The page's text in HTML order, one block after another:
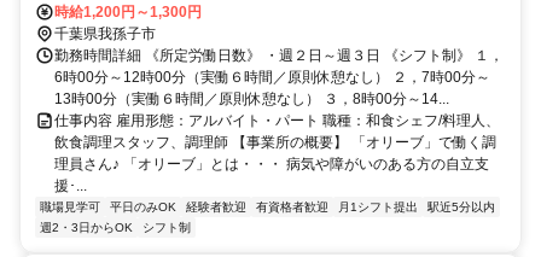
時給1,200円～1,300円
千葉県我孫子市
勤務時間詳細 《所定労働日数》 ・週２日～週３日 《シフト制》 １，
6時00分～12時00分（実働６時間／原則休憩なし） ２，7時00分～
13時00分（実働６時間／原則休憩なし） ３，8時00分～14...
仕事内容 雇用形態：アルバイト・パート 職種：和食シェフ/料理人、
飲食調理スタッフ、調理師 【事業所の概要】 「オリーブ」で働く調
理員さん♪ 「オリーブ」とは・・・ 病気や障がいのある方の自立支
援･...
職場見学可 平日のみOK 経験者歓迎 有資格者歓迎 月1シフト提出
駅近5分以内
週2・3日からOK
シフト制